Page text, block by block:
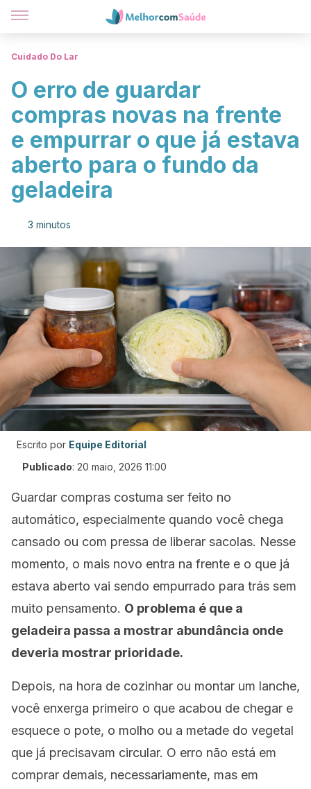
Cuidado Do Lar
O erro de guardar
compras novas na frente
e empurrar o que já estava
aberto para o fundo da
geladeira
3 minutos
Escrito por Equipe Editorial
Publicado: 20 maio, 2026 11:00
Guardar compras costuma ser feito no
automático, especialmente quando você chega
cansado ou com pressa de liberar sacolas. Nesse
momento, o mais novo entra na frente e o que já
estava aberto vai sendo empurrado para trás sem
muito pensamento. O problema é que a
geladeira passa a mostrar abundância onde
deveria mostrar prioridade.
Depois, na hora de cozinhar ou montar um lanche,
você enxerga primeiro o que acabou de chegar e
esquece o pote, o molho ou a metade do vegetal
que já precisavam circular. O erro não está em
comprar demais, necessariamente, mas em